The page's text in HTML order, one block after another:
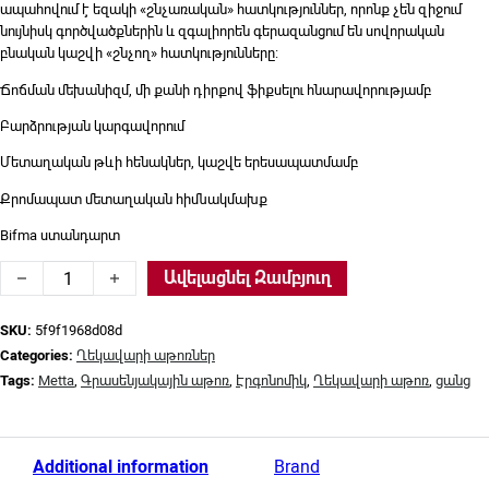
ապահովում է եզակի «շնչառական» հատկություններ, որոնք չեն զիջում
նույնիսկ գործվածքներին և զգալիորեն գերազանցում են սովորական
բնական կաշվի «շնչող» հատկությունները:
Ճոճման մեխանիզմ, մի քանի դիրքով ֆիքսելու հնարավորությամբ
Բարձրության կարգավորում
Մետաղական թևի հենակներ, կաշվե երեսապատմամբ
Քրոմապատ մետաղական հիմնակմախք
Bifma ստանդարտ
Ղեկավարի աթոռ Metta, K-10309/բեժ quantity
Ավելացնել Զամբյուղ
SKU: 5f9f1968d08d
Categories: Ղեկավարի աթոռներ
Tags: Metta, Գրասենյակային աթոռ, Էրգոնոմիկ, Ղեկավարի աթոռ, ցանց
Additional information Brand